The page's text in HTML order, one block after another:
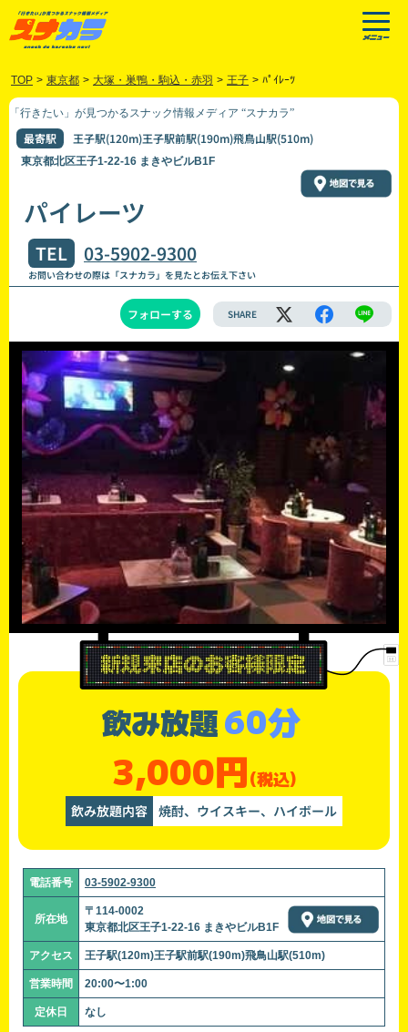
TOP > 東京都 > 大塚・巣鴨・駒込・赤羽 > 王子 > ﾊﾟｲﾚｰﾂ
「行きたい」が見つかるスナック情報メディア “スナカラ”
最寄駅 王子駅(120m)王子駅前駅(190m)飛鳥山駅(510m)
東京都北区王子1-22-16 まきやビルB1F
パイレーツ
TEL 03-5902-9300
お問い合わせの際は「スナカラ」を見たとお伝え下さい
フォローする SHARE
飲み放題60分
3,000円(税込)
飲み放題内容 焼酎、ウイスキー、ハイボール
電話番号 03-5902-9300
所在地
〒114-0002
東京都北区王子1-22-16 まきやビルB1F
アクセス 王子駅(120m)王子駅前駅(190m)飛鳥山駅(510m)
営業時間 20:00〜1:00
定休日 なし